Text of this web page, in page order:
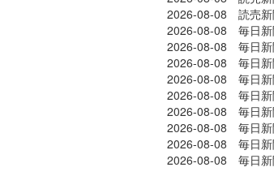
2026-08-08 読売
2026-08-08 毎日
2026-08-08 毎日新
2026-08-08 毎日新
2026-08-08 毎日新
2026-08-08 毎日新
2026-08-08 毎日新
2026-08-08 毎日新
2026-08-08 毎日新
2026-08-08 毎日新